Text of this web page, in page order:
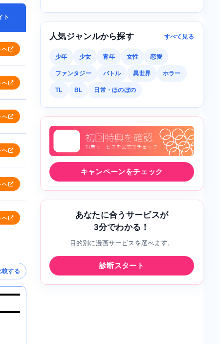
ト
へ
へ
へ
へ
へ
へ
較する
人気ジャンルから探す すべて見る
少年 少女 青年 女性 恋愛
ファンタジー バトル 異世界 ホラー
TL BL 日常・ほのぼの
キャンペーンをチェック
あなたに合うサービスが
3分でわかる！
目的別に漫画サービスを選べます。
診断スタート